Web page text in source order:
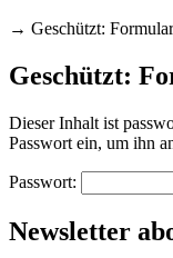
→ Geschützt:
Geschützt:
Dieser Inhalt ist
Passwort ein, um ihn
Passwort:
Newsletter